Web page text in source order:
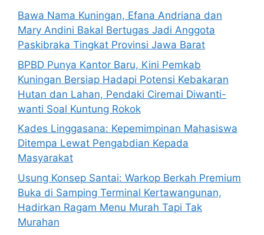
Bawa Nama Kuningan, Efana Andriana dan
Mary Andini Bakal Bertugas Jadi Anggota
Paskibraka Tingkat Provinsi Jawa Barat
BPBD Punya Kantor Baru, Kini Pemkab
Kuningan Bersiap Hadapi Potensi Kebakaran
Hutan dan Lahan, Pendaki Ciremai Diwanti-
wanti Soal Kuntung Rokok
Kades Linggasana: Kepemimpinan Mahasiswa
Ditempa Lewat Pengabdian Kepada
Masyarakat
Usung Konsep Santai: Warkop Berkah Premium
Buka di Samping Terminal Kertawangunan,
Hadirkan Ragam Menu Murah Tapi Tak
Murahan